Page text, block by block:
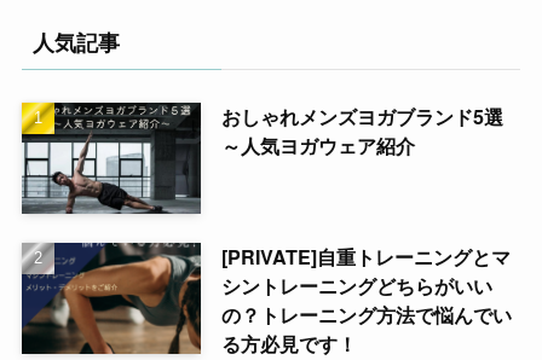
人気記事
おしゃれメンズヨガブランド5選
～人気ヨガウェア紹介
[PRIVATE]自重トレーニングとマ
シントレーニングどちらがいい
の？トレーニング方法で悩んでい
る方必見です！